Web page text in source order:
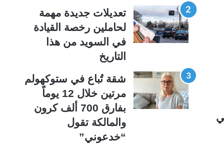
ا
ب
ق
ا
ل
ي
ة
تعديلات جديدة مهمة
لحاملين رخصة القيادة
في السويد من هذا
التاريخ
شقة تُباع في ستوكهولم
مرتين خلال 12 يوماً
بفارق 700 ألف كرون
والمالكة تقول
“خدعوني”